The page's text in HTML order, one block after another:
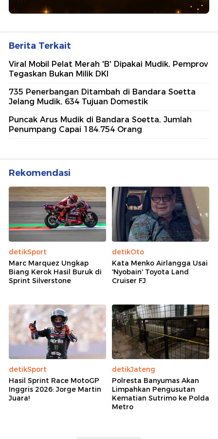
Berita Terkait
Viral Mobil Pelat Merah 'B' Dipakai Mudik, Pemprov
Tegaskan Bukan Milik DKI
735 Penerbangan Ditambah di Bandara Soetta
Jelang Mudik, 634 Tujuan Domestik
Puncak Arus Mudik di Bandara Soetta, Jumlah
Penumpang Capai 184.754 Orang
Rekomendasi
detikSport
Marc Marquez Ungkap
Biang Kerok Hasil Buruk di
Sprint Silverstone
detikOto
Kata Menko Airlangga Usai
'Nyobain' Toyota Land
Cruiser FJ
detikSport
Hasil Sprint Race MotoGP
Inggris 2026: Jorge Martin
Juara!
detikJateng
Polresta Banyumas Akan
Limpahkan Pengusutan
Kematian Sutrimo ke Polda
Metro